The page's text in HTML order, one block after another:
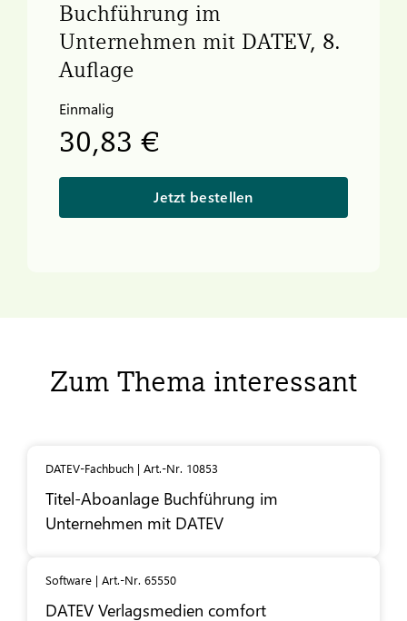
Buchführung im
Unternehmen mit DATEV, 8.
Auflage
Einmalig
30,83 €
Jetzt bestellen
Zum Thema interessant
DATEV-Fachbuch | Art.-Nr. 10853
Titel-Aboanlage Buchführung im
Unternehmen mit DATEV
Software | Art.-Nr. 65550
DATEV Verlagsmedien comfort